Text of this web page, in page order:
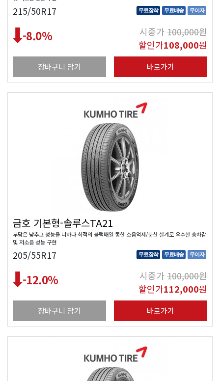
215/50R17 무료장착 무료배송 무이자
-8.0% 시중가100,000원
할인가108,000원
장바구니 담기 바로가기
금호 기본형-솔루스TA21
부담은 낮추고 성능을 더하다 최적의 블럭배열 통한 소음억제/분산 설계로 우수한 승차감
및 저소음 성능 구현
205/55R17 무료장착 무료배송 무이자
-12.0% 시중가100,000원
할인가112,000원
장바구니 담기 바로가기